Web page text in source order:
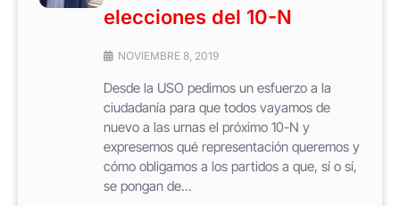
elecciones del 10-N
NOVIEMBRE 8, 2019
Desde la USO pedimos un esfuerzo a la
ciudadanía para que todos vayamos de
nuevo a las urnas el próximo 10-N y
expresemos qué representación queremos y
cómo obligamos a los partidos a que, sí o sí,
se pongan de...